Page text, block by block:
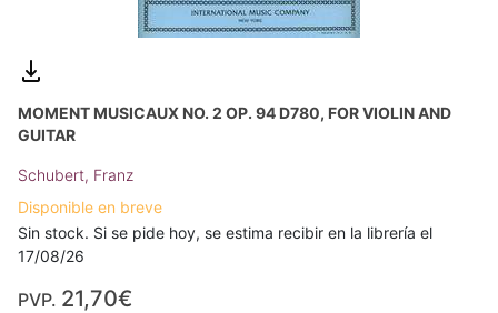
MOMENT MUSICAUX NO. 2 OP. 94 D780, FOR VIOLIN AND
GUITAR
Schubert, Franz
Disponible en breve
Sin stock. Si se pide hoy, se estima recibir en la librería el
17/08/26
PVP. 21,70€